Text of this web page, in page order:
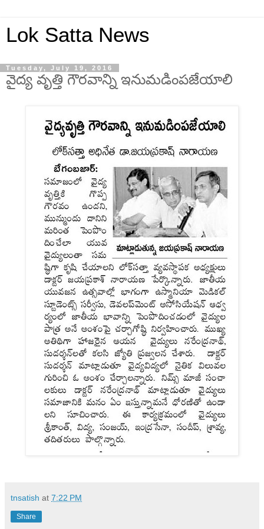
Lok Satta News
Tuesday, July 19, 2016
వైద్య వృత్తి గౌరవాన్ని ఇనుమడింపజేయాలి
tnsatish at 7:22 PM
Share